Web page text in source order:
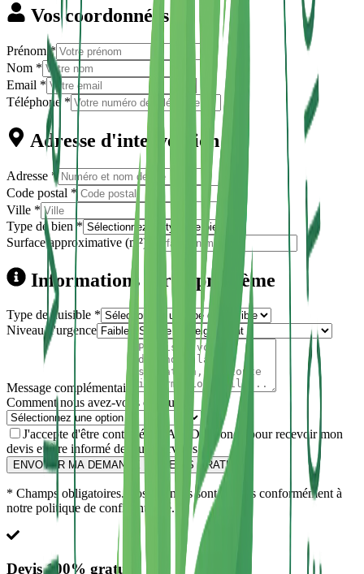
Vos coordonnées
Prénom *
Nom *
Email *
Téléphone *
Adresse d'intervention
Adresse *
Code postal *
Ville *
Type de bien *
Surface approximative (m²)
Informations sur le problème
Type de nuisible *
Niveau d'urgence
Message complémentaire
Comment nous avez-vous connu ?
J'accepte d'être contacté par AF3D Gironde pour recevoir mon
devis et être informé de leurs services. *
ENVOYER MA DEMANDE DE DEVIS GRATUIT
* Champs obligatoires. Vos données sont traitées conformément à
notre politique de confidentialité.
Devis 100% gratuit